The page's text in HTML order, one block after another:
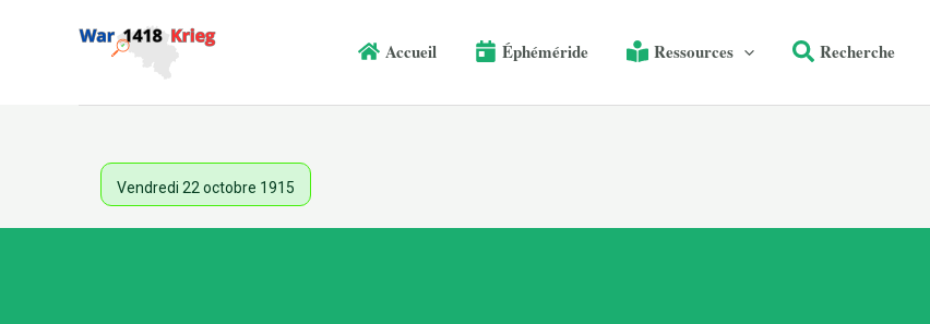
Accueil Éphéméride Ressources Recherche
Vendredi 22 octobre 1915